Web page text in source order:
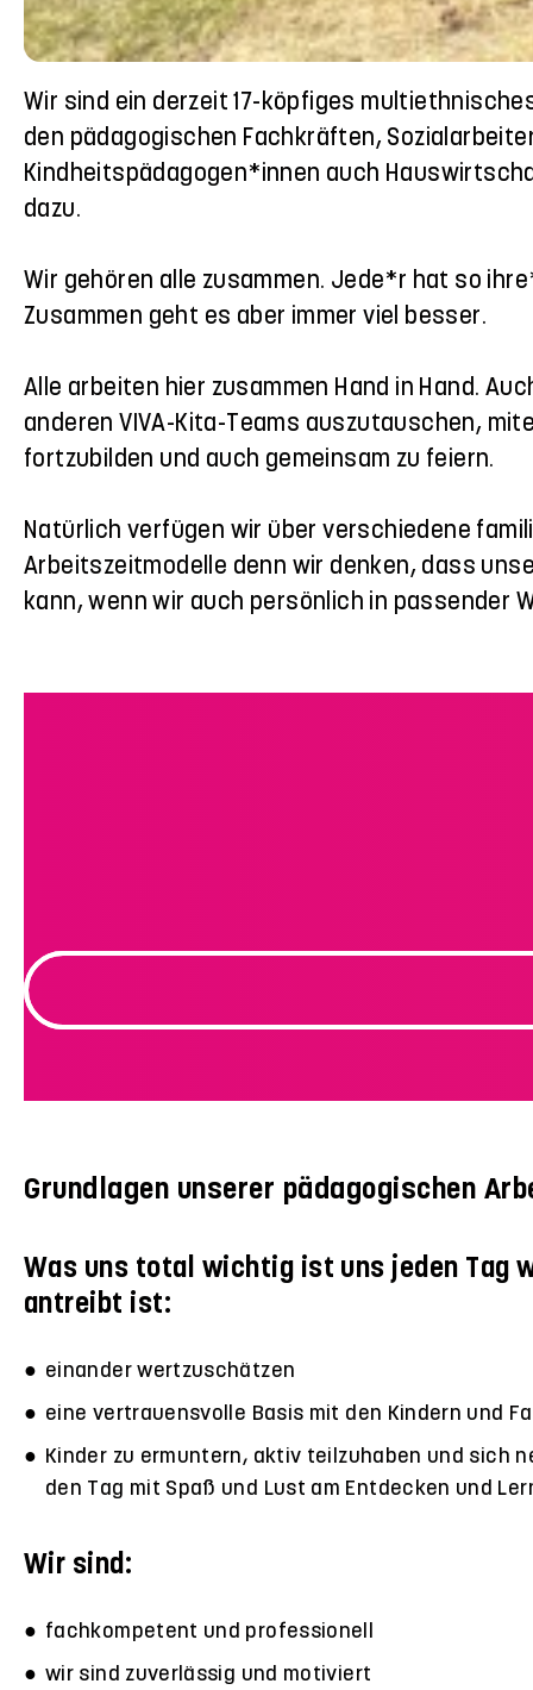
Wir sind ein derzeit 17-köpfiges
den pädagogischen Fachkräften,
Kindheitspädagogen*innen auch
dazu.
Wir gehören alle zusammen. Jede*r hat so
Zusammen geht es aber immer viel besser.
Alle arbeiten hier zusammen Hand in Hand.
anderen VIVA-Kita-Teams auszutauschen,
fortzubilden und auch gemeinsam zu feiern.
Natürlich verfügen wir über verschiedene
Arbeitszeitmodelle denn wir denken, dass
kann, wenn wir auch persönlich in passender
Grundlagen unserer pädagogischen
Was uns total wichtig ist uns jeden Tag
antreibt ist:
einander wertzuschätzen
eine vertrauensvolle Basis mit den Kindern und
Kinder zu ermuntern, aktiv teilzuhaben und sich
den Tag mit Spaß und Lust am Entdecken und
Wir sind:
fachkompetent und professionell
wir sind zuverlässig und motiviert